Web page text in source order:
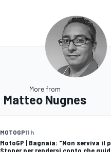
More from
Matteo Nugnes
MOTOGP11 h
MotoGP | Bagnaia: "Non serviva il